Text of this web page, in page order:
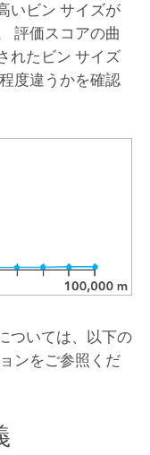
いビン サイズが
評価スコアの曲
れたビン サイズ
度違うかを確認
ついては、以下の
ンをご参照くだ